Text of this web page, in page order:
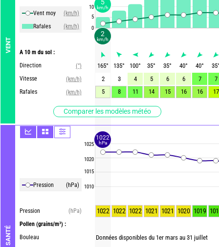
VENT
Vent moy
(km/h)
Rafales
(km/h)
A 10 m du sol :
Direction
(°)
Vitesse
(km/h)
Rafales
(km/h)
Comparer les modèles météo
Pression (hPa)
Pression
(hPa)
Pollen (grains/m³) :
Bouleau
10
5
0
1025
1020
1015
1010
165° 135° 100° 35° 35° 40° 40° 35
2
3 4 5 6 6 7
7
5
8 11 14 15 16 16 17
1022 1022 1022 1021 1021 1020 1019
Données disponibles du 1er mars au 31 juillet
2
km/h
5
km/h
1022
hPa